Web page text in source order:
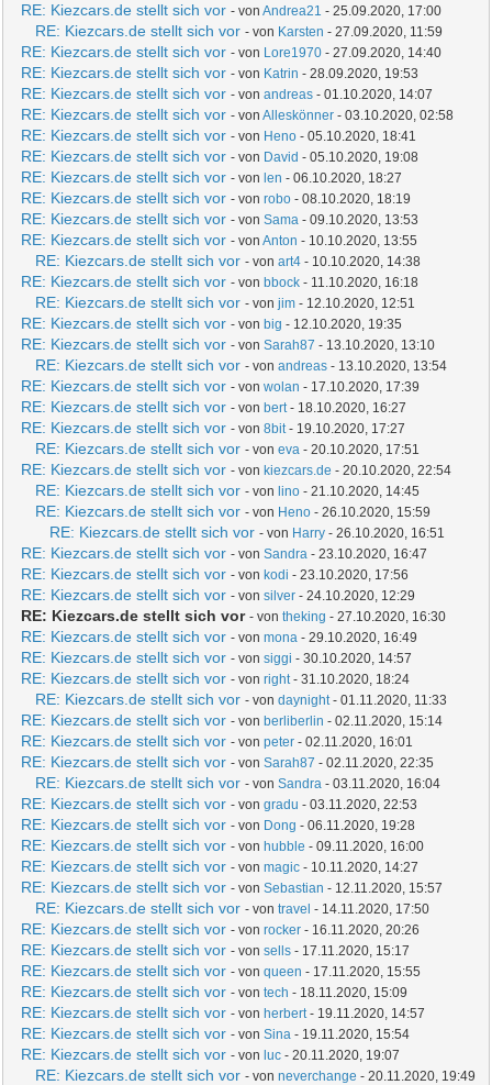
RE: Kiezcars.de stellt sich vor - vonAndrea21 - 25.09.2020, 17:00
RE: Kiezcars.de stellt sich vor - von Karsten - 27.09.2020, 11:59
RE: Kiezcars.de stellt sich vor - von Lore1970 - 27.09.2020, 14:40
RE: Kiezcars.de stellt sich vor - von Katrin - 28.09.2020, 19:53
RE: Kiezcars.de stellt sich vor - vonandreas - 01.10.2020, 14:07
RE: Kiezcars.de stellt sich vor - vonAlleskönner - 03.10.2020, 02:58
RE: Kiezcars.de stellt sich vor - von Heno - 05.10.2020, 18:41
RE: Kiezcars.de stellt sich vor - von David - 05.10.2020, 19:08
RE: Kiezcars.de stellt sich vor - von len - 06.10.2020, 18:27
RE: Kiezcars.de stellt sich vor - vonrobo - 08.10.2020, 18:19
RE: Kiezcars.de stellt sich vor - vonSama - 09.10.2020, 13:53
RE: Kiezcars.de stellt sich vor - vonAnton - 10.10.2020, 13:55
RE: Kiezcars.de stellt sich vor - vonart4 - 10.10.2020, 14:38
RE: Kiezcars.de stellt sich vor - von bbock - 11.10.2020, 16:18
RE: Kiezcars.de stellt sich vor - vonjim - 12.10.2020, 12:51
RE: Kiezcars.de stellt sich vor - von big - 12.10.2020, 19:35
RE: Kiezcars.de stellt sich vor - vonSarah87 - 13.10.2020, 13:10
RE: Kiezcars.de stellt sich vor - vonandreas - 13.10.2020, 13:54
RE: Kiezcars.de stellt sich vor - vonwolan - 17.10.2020, 17:39
RE: Kiezcars.de stellt sich vor - von bert- 18.10.2020, 16:27
RE: Kiezcars.de stellt sich vor - von8bit- 19.10.2020, 17:27
RE: Kiezcars.de stellt sich vor - voneva - 20.10.2020, 17:51
RE: Kiezcars.de stellt sich vor - von kiezcars.de - 20.10.2020, 22:54
RE: Kiezcars.de stellt sich vor - von lino - 21.10.2020, 14:45
RE: Kiezcars.de stellt sich vor - von Heno - 26.10.2020, 15:59
RE: Kiezcars.de stellt sich vor - von Harry - 26.10.2020, 16:51
RE: Kiezcars.de stellt sich vor - vonSandra - 23.10.2020, 16:47
RE: Kiezcars.de stellt sich vor - von kodi - 23.10.2020, 17:56
RE: Kiezcars.de stellt sich vor - vonsilver - 24.10.2020, 12:29
RE: Kiezcars.de stellt sich vor - vontheking - 27.10.2020, 16:30
RE: Kiezcars.de stellt sich vor - vonmona - 29.10.2020, 16:49
RE: Kiezcars.de stellt sich vor - vonsiggi - 30.10.2020, 14:57
RE: Kiezcars.de stellt sich vor - vonright- 31.10.2020, 18:24
RE: Kiezcars.de stellt sich vor - vondaynight- 01.11.2020, 11:33
RE: Kiezcars.de stellt sich vor - von berliberlin - 02.11.2020, 15:14
RE: Kiezcars.de stellt sich vor - vonpeter - 02.11.2020, 16:01
RE: Kiezcars.de stellt sich vor - vonSarah87 - 02.11.2020, 22:35
RE: Kiezcars.de stellt sich vor - vonSandra - 03.11.2020, 16:04
RE: Kiezcars.de stellt sich vor - vongradu - 03.11.2020, 22:53
RE: Kiezcars.de stellt sich vor - von Dong - 06.11.2020, 19:28
RE: Kiezcars.de stellt sich vor - von hubble - 09.11.2020, 16:00
RE: Kiezcars.de stellt sich vor - vonmagic - 10.11.2020, 14:27
RE: Kiezcars.de stellt sich vor - vonSebastian - 12.11.2020, 15:57
RE: Kiezcars.de stellt sich vor - vontravel - 14.11.2020, 17:50
RE: Kiezcars.de stellt sich vor - vonrocker - 16.11.2020, 20:26
RE: Kiezcars.de stellt sich vor - vonsells - 17.11.2020, 15:17
RE: Kiezcars.de stellt sich vor - vonqueen - 17.11.2020, 15:55
RE: Kiezcars.de stellt sich vor - vontech - 18.11.2020, 15:09
RE: Kiezcars.de stellt sich vor - von herbert- 19.11.2020, 14:57
RE: Kiezcars.de stellt sich vor - vonSina - 19.11.2020, 15:54
RE: Kiezcars.de stellt sich vor - von luc - 20.11.2020, 19:07
RE: Kiezcars.de stellt sich vor - vonneverchange - 20.11.2020, 19:49